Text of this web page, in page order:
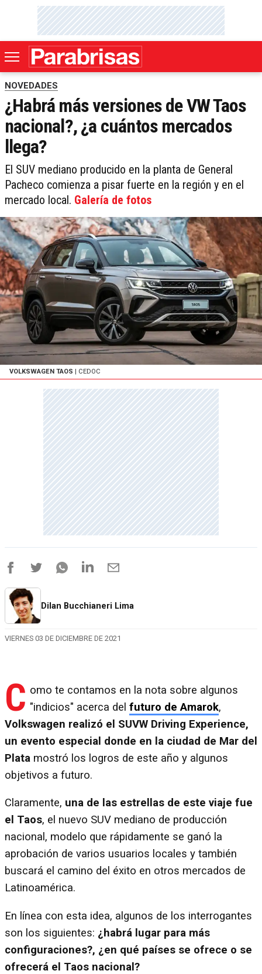
NOVEDADES
¿Habrá más versiones de VW Taos
nacional?, ¿a cuántos mercados
llega?
El SUV mediano producido en la planta de General
Pacheco comienza a pisar fuerte en la región y en el
mercado local. Galería de fotos
VOLKSWAGEN TAOS | CEDOC
Dilan Bucchianeri Lima
VIERNES 03 DE DICIEMBRE DE 2021
C omo te contamos en la nota sobre algunos
"indicios" acerca del futuro de Amarok,
Volkswagen realizó el SUVW Driving Experience,
un evento especial donde en la ciudad de Mar del
Plata mostró los logros de este año y algunos
objetivos a futuro.
Claramente, una de las estrellas de este viaje fue
el Taos, el nuevo SUV mediano de producción
nacional, modelo que rápidamente se ganó la
aprobación de varios usuarios locales y también
buscará el camino del éxito en otros mercados de
Latinoamérica.
En línea con esta idea, algunos de los interrogantes
son los siguientes: ¿habrá lugar para más
configuraciones?, ¿en qué países se ofrece o se
ofrecerá el Taos nacional?